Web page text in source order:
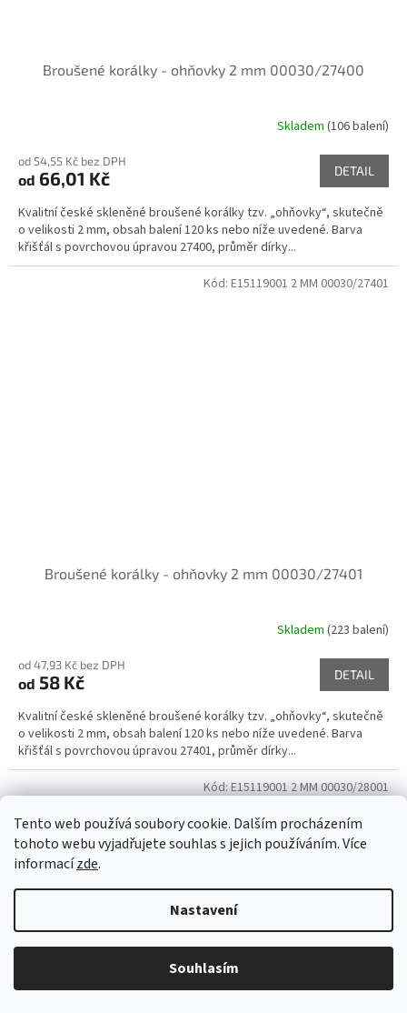
Tento web používá soubory cookie. Dalším procházením
tohoto webu vyjadřujete souhlas s jejich používáním. Více
informacízde.
Nastavení
Souhlasím
Broušené korálky - ohňovky 2 mm 00030/27400
Skladem (106 balení)
od 54,55 Kč bez DPH
od 66,01 Kč DETAIL
Kvalitní české skleněné broušené korálky tzv. „ohňovky“, skutečně
o velikosti 2 mm, obsah balení 120 ks nebo níže uvedené. Barva
křišťál s povrchovou úpravou 27400, průměr dírky...
Broušené korálky - ohňovky 2 mm 00030/27401
Skladem (223 balení)
od 47,93 Kč bez DPH
od 58 Kč DETAIL
Kvalitní české skleněné broušené korálky tzv. „ohňovky“, skutečně
o velikosti 2 mm, obsah balení 120 ks nebo níže uvedené. Barva
křišťál s povrchovou úpravou 27401, průměr dírky...
Kód: E15119001 2 MM 00030/27401
Kód:E15119001 2 MM 00030/28001